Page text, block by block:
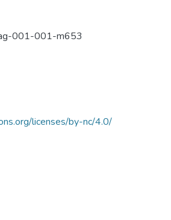
001-001-m653
licenses/by-nc/4.0/